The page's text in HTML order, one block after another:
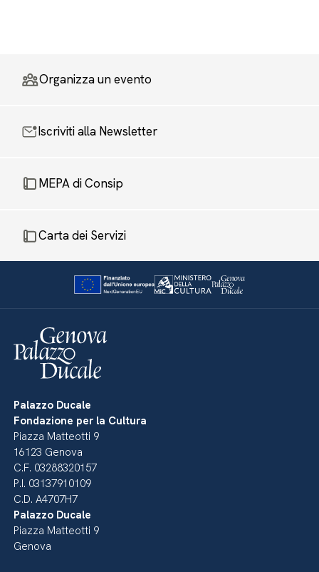
Organizza un evento
Iscriviti alla Newsletter
MEPA di Consip
Carta dei Servizi
Palazzo Ducale
Fondazione per la Cultura
Piazza Matteotti 9
16123 Genova
C.F. 03288320157
P.I. 03137910109
C.D. A4707H7
Palazzo Ducale
Piazza Matteotti 9
Genova